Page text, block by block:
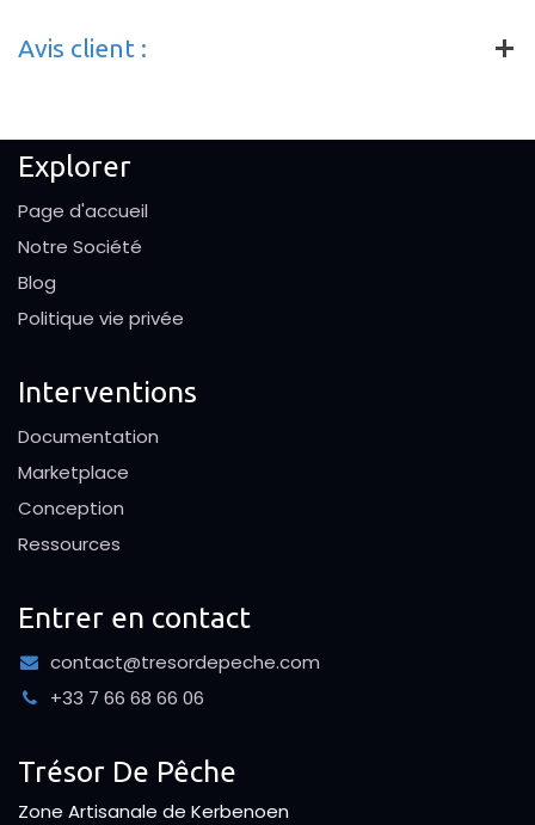
Avis client :
Explorer
Page d'accueil
Notre Société
Blog
Politique vie privée
Interventions
Documentation
Marketplace
Conception
Ressources
Entrer en contact
contact@tresordepeche.com
+33 7 66 68 66 06
Trésor De Pêche
Zone Artisanale de Kerbenoen